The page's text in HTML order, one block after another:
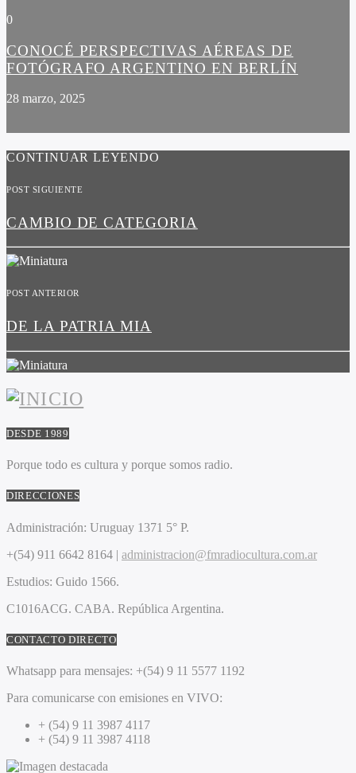
0
CONOCÉ PERSPECTIVAS AÉREAS DE
FOTÓGRAFO ARGENTINO EN BERLÍN
28 marzo, 2025
CONTINUAR LEYENDO
POST SIGUIENTE
CAMBIO DE CATEGORIA
POST ANTERIOR
DE LA PATRIA MIA
DESDE 1989
Porque todo es cultura y porque somos radio.
DIRECCIONES
Administración: Uruguay 1371 5° P.
+(54) 911 6642 8164 | administracion@fmradiocultura.com.ar
Estudios: Guido 1566.
C1016ACG. CABA. República Argentina.
CONTACTO DIRECTO
Whatsapp para mensajes: +(54) 9 11 5577 1192
Para comunicarse con emisiones en VIVO:
+ (54) 9 11 3987 4117
+ (54) 9 11 3987 4118